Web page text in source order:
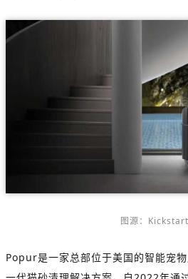
图源：
Popur是一家总部位于美国的智能宠